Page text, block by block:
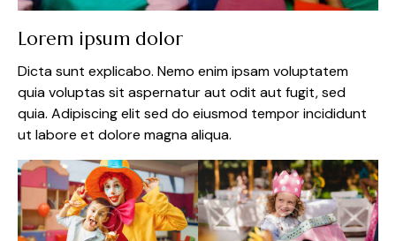
Lorem ipsum dolor
Dicta sunt explicabo. Nemo enim ipsam voluptatem
quia voluptas sit aspernatur aut odit aut fugit, sed
quia. Adipiscing elit sed do eiusmod tempor incididunt
ut labore et dolore magna aliqua.